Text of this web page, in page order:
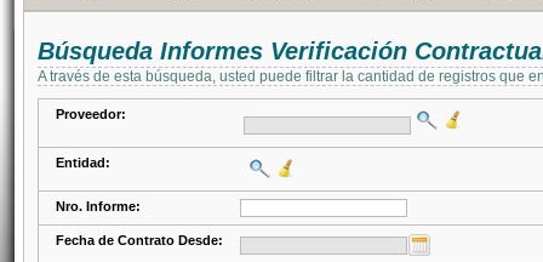
Búsqueda Informes Verificación
A través de esta búsqueda, usted puede filtrar la cantidad de registros que
Proveedor:
Entidad:
Nro. Informe:
Fecha de Contrato Desde: